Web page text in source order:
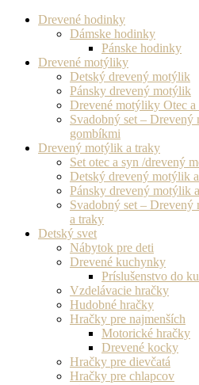
Drevené hodinky
Dámske hodinky
Pánske hodinky
Drevené motýliky
Detský drevený motýlik
Pánsky drevený motýlik
Drevené motýliky Otec a
Svadobný set –
gombíkmi
Drevený motýlik a traky
Set otec a syn /drevený
Detský drevený motýlik
Pánsky drevený motýlik
Svadobný set –
a traky
Detský svet
Nábytok pre deti
Drevené kuchynky
Príslušenstvo do
Vzdelávacie hračky
Hudobné hračky
Hračky pre najmenších
Motorické hračky
Drevené kocky
Hračky pre dievčatá
Hračky pre chlapcov